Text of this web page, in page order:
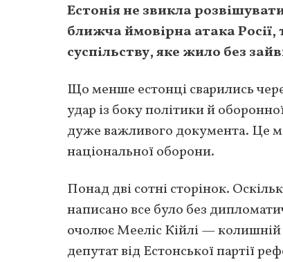
Естонія не звикла
ближча ймовірна атака
суспільству, яке жило без
Що менше естонці сварились
удар із боку політики й
дуже важливого документа. Це
національної оборони.
Понад дві сотні сторінок.
написано все було без
очолює Мееліс Кійлі —
депутат від Естонської партії